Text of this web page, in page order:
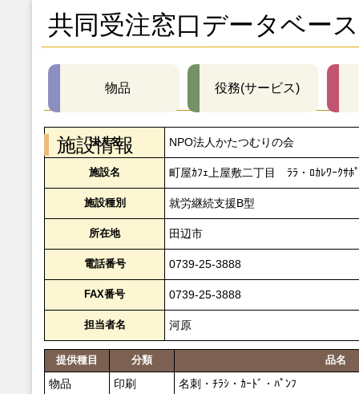
共同受注窓口データベース
物品 役務(サービス)
施設情報
法人名 NPO法人かたつむりの会
施設名 町屋ｶﾌｪ上屋敷二丁目 ﾗﾗ・ﾛｶﾚﾜｰｸｻﾎ
施設種別 就労継続支援B型
所在地 田辺市
電話番号 0739-25-3888
FAX番号 0739-25-3888
担当者名 河原
提供種目 分類 品名
物品 印刷 名刺・ﾁﾗｼ・ｶｰﾄﾞ・ﾊﾟﾝﾌ